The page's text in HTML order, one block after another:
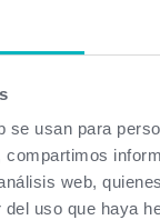
se usan para
web,
uso que haya
En caso de
al 934920603 o
de mantenimiento
puede conocer todas